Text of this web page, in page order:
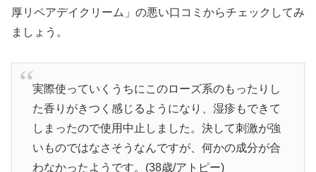
厚リペアデイクリーム」の悪い口コミからチェックしてみ
ましょう。
実際使っていくうちにこのローズ系のもったりし
た香りがきつく感じるようになり、湿疹もできて
しまったので使用中止しました。決して刺激が強
いものではなさそうなんですが、何かの成分が合
わなかったようです。(38歳/アトピー)